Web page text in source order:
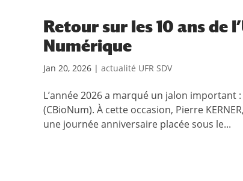
Retour sur les 10 ans de
Numérique
Jan 20, 2026 | actualité UFR SDV
L’année 2026 a marqué un jalon important
(CBioNum). À cette occasion, Pierre
une journée anniversaire placée sous le...